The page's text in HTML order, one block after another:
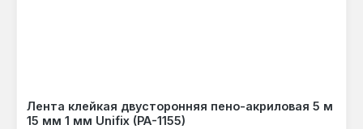
Лента клейкая двусторонняя пено-акриловая 5 м
15 мм 1 мм Unifix (PA-1155)